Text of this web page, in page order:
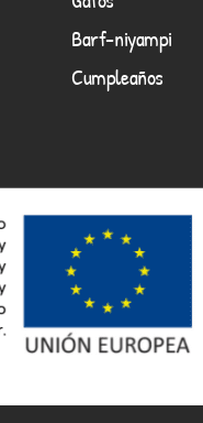
Barf-niyampi
Cumpleaños